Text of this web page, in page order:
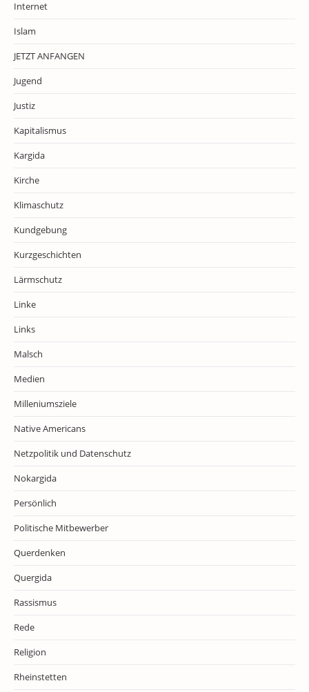
Internet
Islam
JETZT ANFANGEN
Jugend
Justiz
Kapitalismus
Kargida
Kirche
Klimaschutz
Kundgebung
Kurzgeschichten
Lärmschutz
Linke
Links
Malsch
Medien
Milleniumsziele
Native Americans
Netzpolitik und Datenschutz
Nokargida
Persönlich
Politische Mitbewerber
Querdenken
Quergida
Rassismus
Rede
Religion
Rheinstetten